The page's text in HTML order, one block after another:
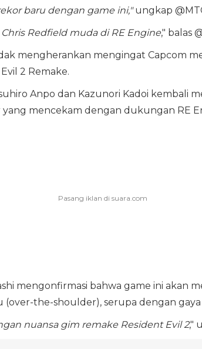
baru dengan game ini,"ungkap
Redfield muda di RE Engine," balas
mengherankan mengingat Capcom
2 Remake.
Anpo dan Kazunori Kadoi kembali
mencekam dengan dukungan RE
mengonfirmasi bahwa game ini akan
(over-the-shoulder), serupa dengan gaya
nuansa gim remake Resident Evil 2,"